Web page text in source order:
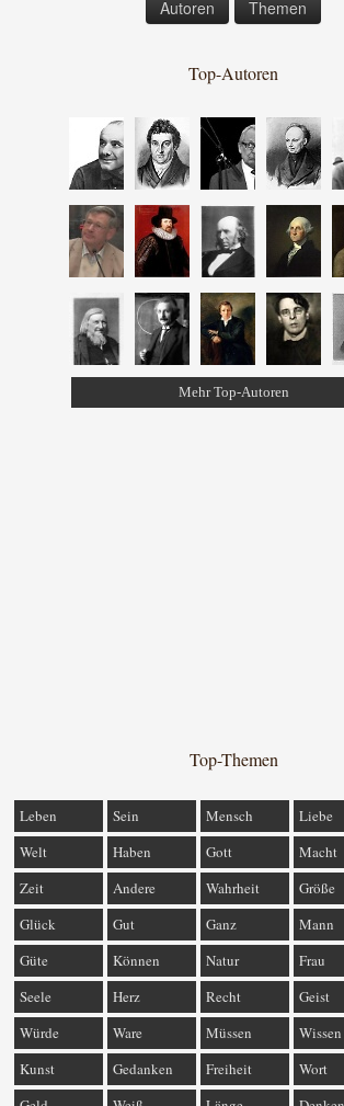
Autoren Themen
Top-Autoren
Mehr Top-Autoren
Top-Themen
Leben Sein Mensch
Liebe
Welt
Haben Gott
Macht
Zeit
Andere Wahrheit
Größe
Glück
Gut Ganz
Mann
Güte
Können Natur
Frau
Seele
Herz Recht
Geist
Würde
Ware Müssen
Wissen
Kunst
Gedanken Freiheit
Wort